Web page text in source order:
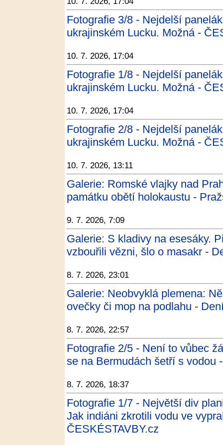
Fotografie 3/8 - Nejdelší
ukrajinském Lucku. Možná -
10. 7. 2026, 17:04
Fotografie 1/8 - Nejdelší
ukrajinském Lucku. Možná -
10. 7. 2026, 17:04
Fotografie 2/8 - Nejdelší
ukrajinském Lucku. Možná -
10. 7. 2026, 13:11
Galerie: Romské vlajky nad
památku obětí holokaustu -
9. 7. 2026, 7:09
Galerie: S kladivy na esesáky.
vzbouřili vězni, šlo o masakr -
8. 7. 2026, 23:01
Galerie: Neobvyklá plemena:
ovečky či mop na podlahu -
8. 7. 2026, 22:57
Fotografie 2/5 - Není to vůbec
se na Bermudách šetří s vodou
8. 7. 2026, 18:37
Fotografie 1/7 - Největší div
Jak indiáni zkrotili vodu ve
ČESKÉSTAVBY.cz